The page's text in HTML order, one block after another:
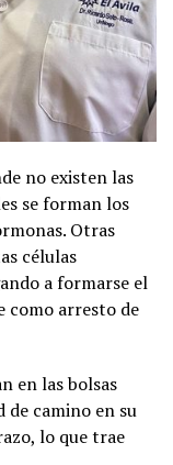
no existen las
se forman los
Otras
células
a formarse el
como arresto de
en las bolsas
de camino en su
lo que trae